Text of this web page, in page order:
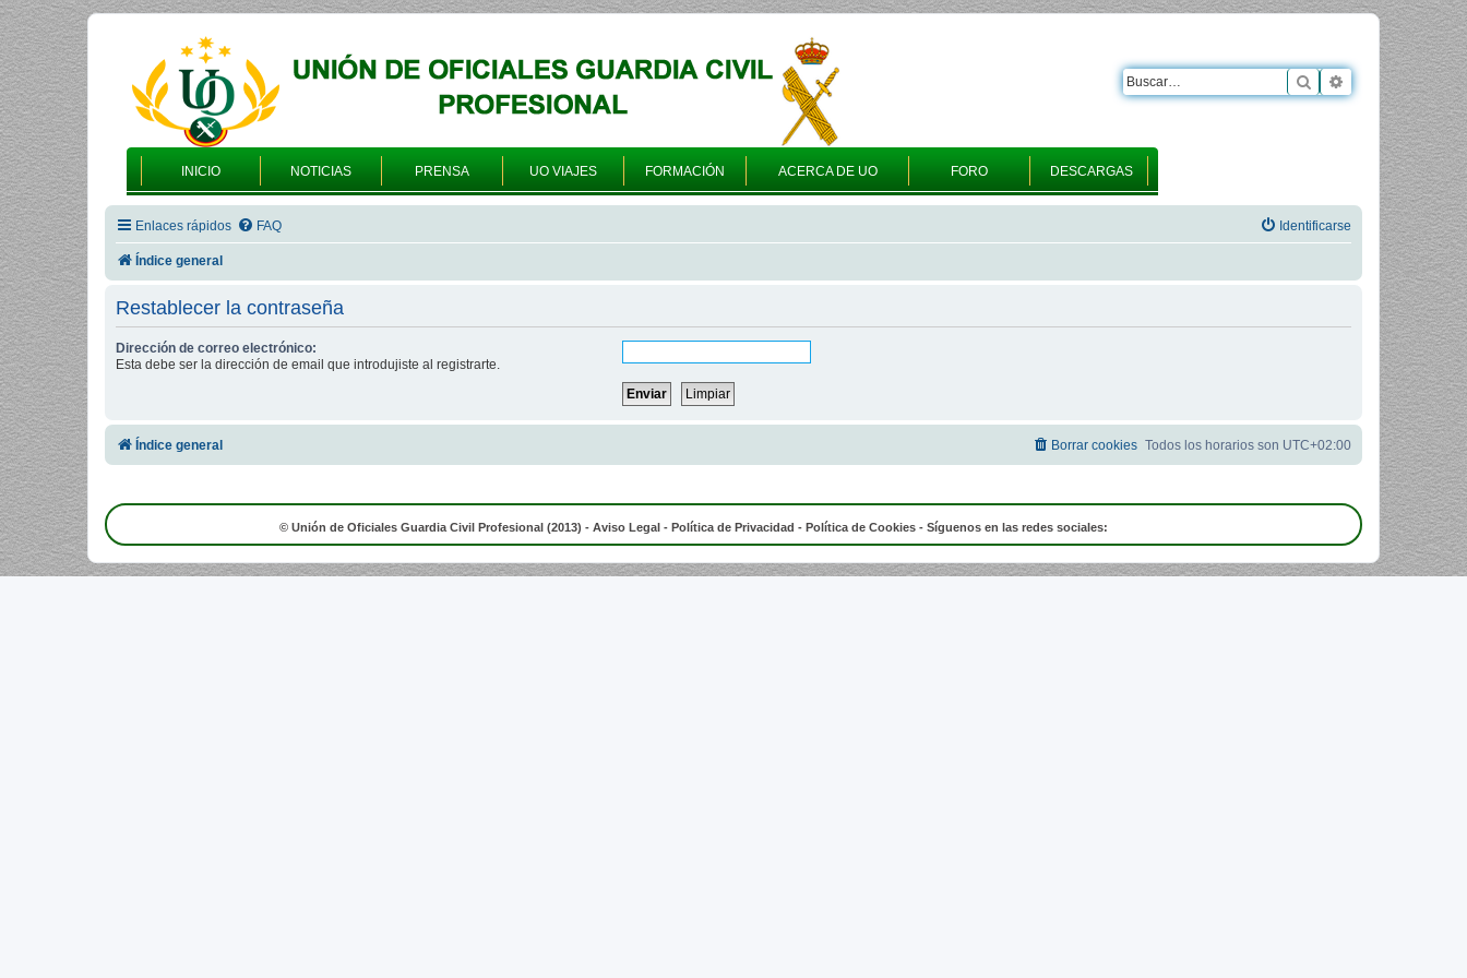
INICIO NOTICIAS PRENSA UO VIAJES FORMACIÓN ACERCA DE UO FORO DESCARGAS
Buscar Búsqueda
Enlaces rápidos FAQ Identificarse
Índice general
Restablecer la contraseña
Dirección de correo electrónico:
Esta debe ser la dirección de email que introdujiste al registrarte.
Índice general Todos los horarios son UTC+02:00
Borrar cookies
© Unión de Oficiales Guardia Civil Profesional (2013) - Aviso Legal - Política de Privacidad - Política de Cookies - Síguenos en las redes sociales: